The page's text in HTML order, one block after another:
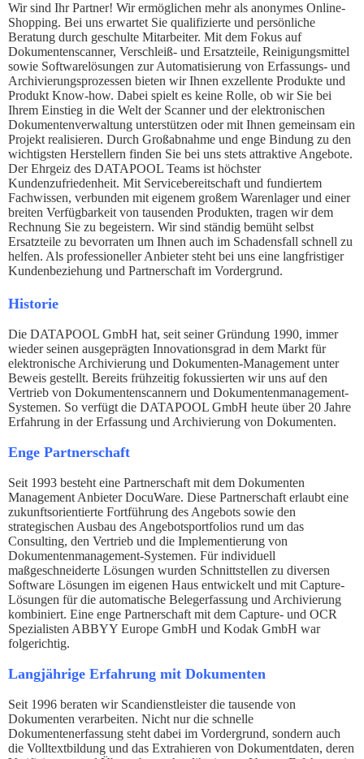
Wir sind Ihr Partner! Wir ermöglichen mehr als anonymes Online-
Shopping. Bei uns erwartet Sie qualifizierte und persönliche
Beratung durch geschulte Mitarbeiter. Mit dem Fokus auf
Dokumentenscanner, Verschleiß- und Ersatzteile, Reinigungsmittel
sowie Softwarelösungen zur Automatisierung von Erfassungs- und
Archivierungsprozessen bieten wir Ihnen exzellente Produkte und
Produkt Know-how. Dabei spielt es keine Rolle, ob wir Sie bei
Ihrem Einstieg in die Welt der Scanner und der elektronischen
Dokumentenverwaltung unterstützen oder mit Ihnen gemeinsam ein
Projekt realisieren. Durch Großabnahme und enge Bindung zu den
wichtigsten Herstellern finden Sie bei uns stets attraktive Angebote.
Der Ehrgeiz des DATAPOOL Teams ist höchster
Kundenzufriedenheit. Mit Servicebereitschaft und fundiertem
Fachwissen, verbunden mit eigenem großem Warenlager und einer
breiten Verfügbarkeit von tausenden Produkten, tragen wir dem
Rechnung Sie zu begeistern. Wir sind ständig bemüht selbst
Ersatzteile zu bevorraten um Ihnen auch im Schadensfall schnell zu
helfen. Als professioneller Anbieter steht bei uns eine langfristiger
Kundenbeziehung und Partnerschaft im Vordergrund.
Historie
Die DATAPOOL GmbH hat, seit seiner Gründung 1990, immer
wieder seinen ausgeprägten Innovationsgrad in dem Markt für
elektronische Archivierung und Dokumenten-Management unter
Beweis gestellt. Bereits frühzeitig fokussierten wir uns auf den
Vertrieb von Dokumentenscannern und Dokumentenmanagement-
Systemen. So verfügt die DATAPOOL GmbH heute über 20 Jahre
Erfahrung in der Erfassung und Archivierung von Dokumenten.
Enge Partnerschaft
Seit 1993 besteht eine Partnerschaft mit dem Dokumenten
Management Anbieter DocuWare. Diese Partnerschaft erlaubt eine
zukunftsorientierte Fortführung des Angebots sowie den
strategischen Ausbau des Angebotsportfolios rund um das
Consulting, den Vertrieb und die Implementierung von
Dokumentenmanagement-Systemen. Für individuell
maßgeschneiderte Lösungen wurden Schnittstellen zu diversen
Software Lösungen im eigenen Haus entwickelt und mit Capture-
Lösungen für die automatische Belegerfassung und Archivierung
kombiniert. Eine enge Partnerschaft mit dem Capture- und OCR
Spezialisten ABBYY Europe GmbH und Kodak GmbH war
folgerichtig.
Langjährige Erfahrung mit Dokumenten
Seit 1996 beraten wir Scandienstleister die tausende von
Dokumenten verarbeiten. Nicht nur die schnelle
Dokumentenerfassung steht dabei im Vordergrund, sondern auch
die Volltextbildung und das Extrahieren von Dokumentdaten, deren